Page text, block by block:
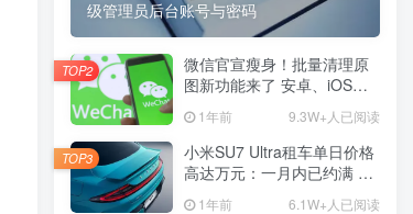
级管理员后台账号与密码
微信官宣瘦身！批量清理原
图新功能来了 安卓、iOS均
1年前 9.3W+人已阅读
TOP2
小米SU7 Ultra租车单日价格
高达万元：一月内已约满 预
1年前 6.1W+人已阅读
TOP3